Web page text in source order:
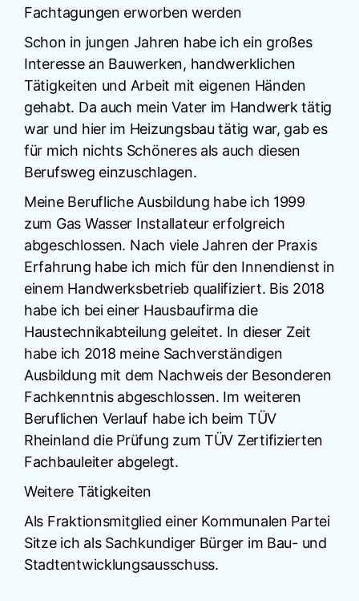
Fachtagungen erworben werden
Schon in jungen Jahren habe ich ein großes
Interesse an Bauwerken, handwerklichen
Tätigkeiten und Arbeit mit eigenen Händen
gehabt. Da auch mein Vater im Handwerk tätig
war und hier im Heizungsbau tätig war, gab es
für mich nichts Schöneres als auch diesen
Berufsweg einzuschlagen.
Meine Berufliche Ausbildung habe ich 1999
zum Gas Wasser Installateur erfolgreich
abgeschlossen. Nach viele Jahren der Praxis
Erfahrung habe ich mich für den Innendienst in
einem Handwerksbetrieb qualifiziert. Bis 2018
habe ich bei einer Hausbaufirma die
Haustechnikabteilung geleitet. In dieser Zeit
habe ich 2018 meine Sachverständigen
Ausbildung mit dem Nachweis der Besonderen
Fachkenntnis abgeschlossen. Im weiteren
Beruflichen Verlauf habe ich beim TÜV
Rheinland die Prüfung zum TÜV Zertifizierten
Fachbauleiter abgelegt.
Weitere Tätigkeiten
Als Fraktionsmitglied einer Kommunalen Partei
Sitze ich als Sachkundiger Bürger im Bau- und
Stadtentwicklungsausschuss.